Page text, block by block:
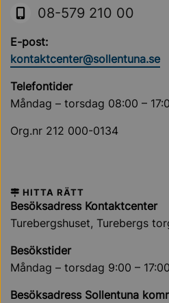
08-579 210 00
E-post:
kontaktcenter@sollentuna.se
Telefontider
Måndag – torsdag 08:00 –
Org.nr 212 000-0134
HITTA RÄTT
Besöksadress Kontaktcenter
Turebergshuset, Turebergs
Besökstider
Måndag – torsdag 9:00 –
Besöksadress Sollentuna